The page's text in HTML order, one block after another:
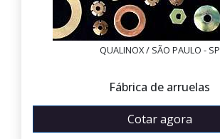
QUALINOX / SÃO PAULO - SP
Fábrica de arruelas
Cotar agora